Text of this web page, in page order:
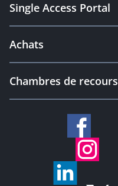
Single Access Portal
Achats
Chambres de recours